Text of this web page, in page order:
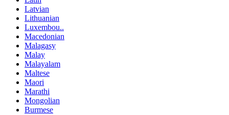
Latvian
Lithuanian
Luxembou..
Macedonian
Malagasy
Malay
Malayalam
Maltese
Maori
Marathi
Mongolian
Burmese